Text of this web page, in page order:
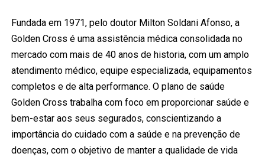
Fundada em 1971, pelo doutor Milton Soldani Afonso, a
Golden Cross é uma assistência médica consolidada no
mercado com mais de 40 anos de historia, com um amplo
atendimento médico, equipe especializada, equipamentos
completos e de alta performance. O plano de saúde
Golden Cross trabalha com foco em proporcionar saúde e
bem-estar aos seus segurados, conscientizando a
importância do cuidado com a saúde e na prevenção de
doenças, com o objetivo de manter a qualidade de vida